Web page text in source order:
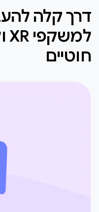
דרך קלה
חוטיים